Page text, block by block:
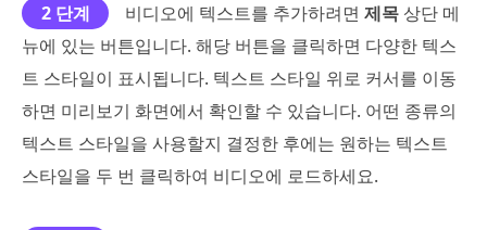
2 단계 비디오에 텍스트를 추가하려면 제목 상단 메
뉴에 있는 버튼입니다. 해당 버튼을 클릭하면 다양한 텍스
트 스타일이 표시됩니다. 텍스트 스타일 위로 커서를 이동
하면 미리보기 화면에서 확인할 수 있습니다. 어떤 종류의
텍스트 스타일을 사용할지 결정한 후에는 원하는 텍스트
스타일을 두 번 클릭하여 비디오에 로드하세요.